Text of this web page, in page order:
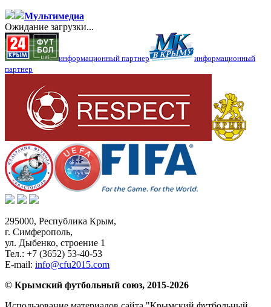
Мультимедиа
Ожидание загрузки...
информационный партнер
информационный
партнер
295000, Республика Крым,
г. Симферополь,
ул. Дыбенко, строение 1
Тел.: +7 (3652) 53-40-53
E-mail: info@cfu2015.com
© Крымский футбольный союз, 2015-2026